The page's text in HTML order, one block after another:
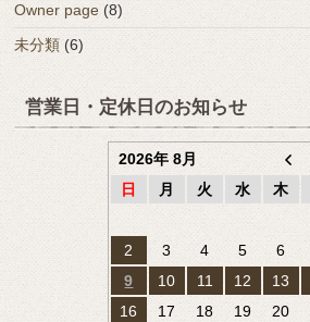
Owner page (8)
未分類 (6)
営業日・定休日のお知らせ
2026年 8月
日
月 火 水 木
2
3 4 5 6
9
10 11 12 13
16
17 18 19 20